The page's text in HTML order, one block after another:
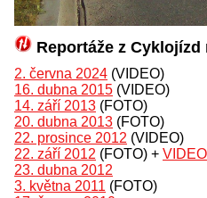
Reportáže z
2. června 2024 (VIDEO)
16. dubna 2015 (VIDEO)
14. září 2013 (FOTO)
20. dubna 2013 (FOTO)
22. prosince 2012 (VIDEO)
22. září 2012 (FOTO) + VIDEO
23. dubna 2012
3. května 2011 (FOTO)